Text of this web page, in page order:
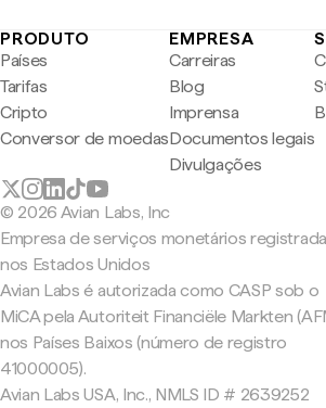
PRODUTO
Países
Tarifas
Cripto
Conversor de moedas
EMPRESA
Carreiras
Blog
Imprensa
Documentos legais
Divulgações
© 2026 Avian Labs, Inc
Empresa de serviços monetários registrada
nos Estados Unidos
Avian Labs é autorizada como CASP sob o
MiCA pela Autoriteit Financiële Markten
nos Países Baixos (número de registro
41000005).
Avian Labs USA, Inc., NMLS ID # 2639252